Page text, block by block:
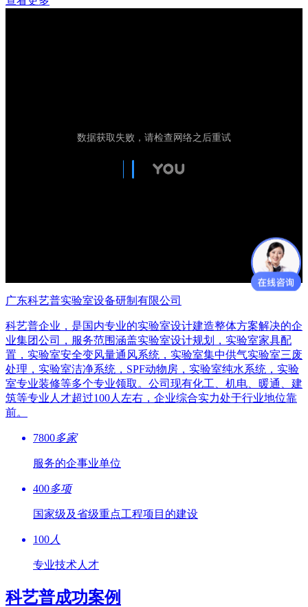
广东科艺普实验室设备研制有限公司
科艺普企业，是国内专业的实验室设计建造整体方案解决的企
业集团公司，服务范围涵盖实验室设计规划，实验室家具配
置，实验室安全变风量通风系统，实验室集中供气实验室三废
处理，实验室洁净系统，SPF动物房，实验室纯水系统，实验
室专业装修等多个专业领取。公司现有化工、机电、暖通、建
筑等专业人才超过100人左右，企业综合实力处于行业地位靠
前。
7800多家
服务的企事业单位
400多项
国家级及省级重点工程项目的建设
100 人
专业技术人才
科艺普成功案例